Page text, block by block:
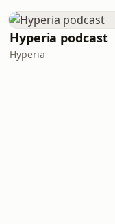
Hyperia podcast
Hyperia